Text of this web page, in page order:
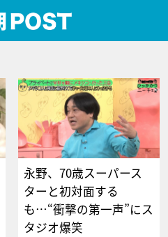
永野、70歳スーパース
ターと初対面する
も…“衝撃の第一声”にス
タジオ爆笑